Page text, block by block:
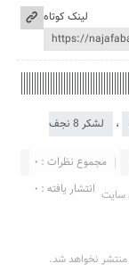
لینک کوتاه
،
لشکر 8 نجف
مجموع نظرات : 0
انتشار یافته : 0 سایت
منتشر نخواهد شد.